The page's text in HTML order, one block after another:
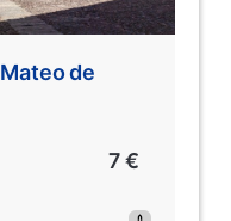
de
7 €